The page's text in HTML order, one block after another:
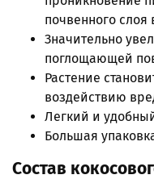
почвенного слоя
Значительно
поглощающей
Растение
воздействию
Легкий и
Большая
Состав